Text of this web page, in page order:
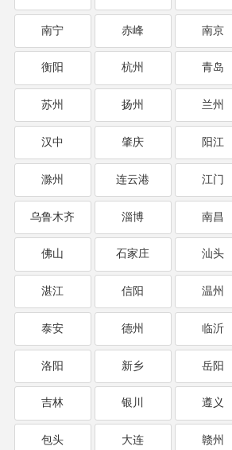
南宁 赤峰 南京
衡阳 杭州 青岛
苏州 扬州 兰州
汉中 肇庆 阳江
滁州 连云港 江门
乌鲁木齐 淄博 南昌
佛山 石家庄 汕头
湛江 信阳 温州
泰安 德州 临沂
洛阳 新乡 岳阳
吉林 银川 遵义
包头 大连 赣州